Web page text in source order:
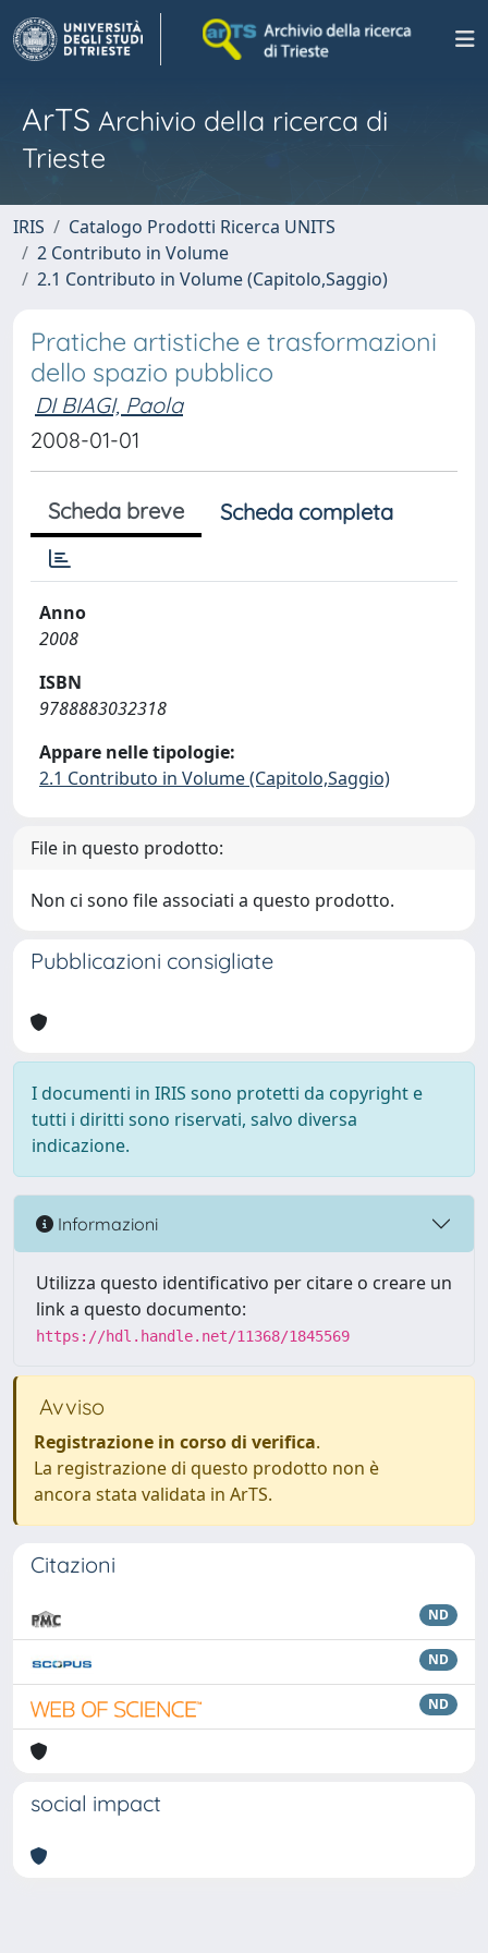
ArTS Archivio della ricerca di
Trieste
IRIS
Catalogo Prodotti Ricerca UNITS
2 Contributo in Volume
2.1 Contributo in Volume (Capitolo,Saggio)
Pratiche artistiche e trasformazioni
dello spazio pubblico
DI BIAGI, Paola
2008-01-01
Scheda breve Scheda completa
Anno
2008
ISBN
9788883032318
Appare nelle tipologie:
2.1 Contributo in Volume (Capitolo,Saggio)
File in questo prodotto:
Non ci sono file associati a questo prodotto.
Pubblicazioni consigliate
I documenti in IRIS sono protetti da copyright e
tutti i diritti sono riservati, salvo diversa
indicazione.
Informazioni
Utilizza questo identificativo per citare o creare un
link a questo documento:
https://hdl.handle.net/11368/1845569
Avviso
Registrazione in corso di verifica.
La registrazione di questo prodotto non è
ancora stata validata in ArTS.
Citazioni
ND
ND
ND
social impact